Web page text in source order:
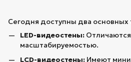
Сегодня доступны два основных
LED-видеостены:
масштабируемостью.
LCD-видеостены: Имеют